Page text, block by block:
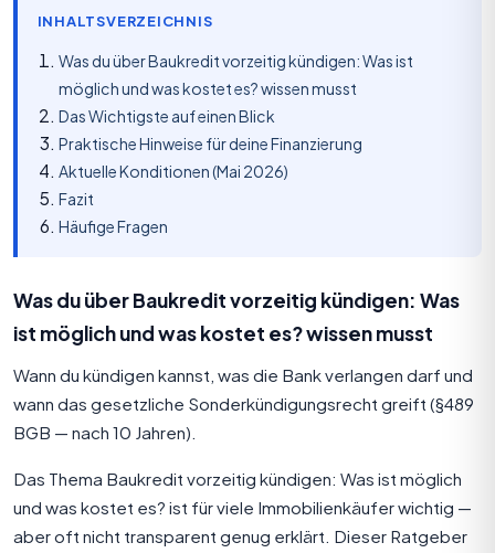
INHALTSVERZEICHNIS
Was du über Baukredit vorzeitig kündigen: Was ist
möglich und was kostet es? wissen musst
Das Wichtigste auf einen Blick
Praktische Hinweise für deine Finanzierung
Aktuelle Konditionen (Mai 2026)
Fazit
Häufige Fragen
Was du über Baukredit vorzeitig kündigen: Was
ist möglich und was kostet es? wissen musst
Wann du kündigen kannst, was die Bank verlangen darf und
wann das gesetzliche Sonderkündigungsrecht greift (§489
BGB — nach 10 Jahren).
Das Thema Baukredit vorzeitig kündigen: Was ist möglich
und was kostet es? ist für viele Immobilienkäufer wichtig —
aber oft nicht transparent genug erklärt. Dieser Ratgeber